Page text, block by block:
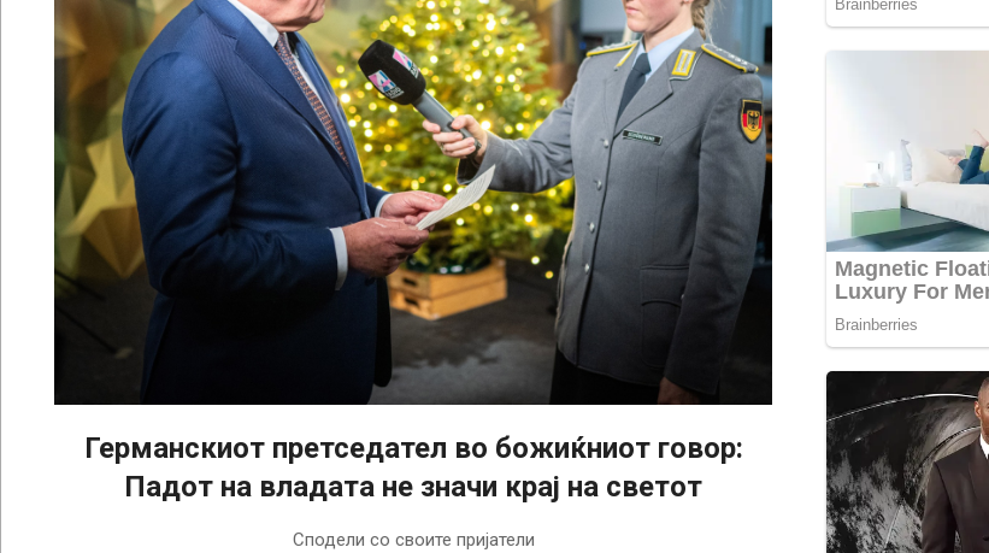
Германскиот претседател во божиќниот говор:
Падот на владата не значи крај на светот
Сподели со своите пријатели